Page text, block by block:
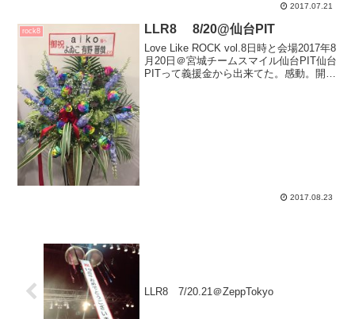
2017.07.21
rock8 LLR8 8/20@仙台PIT
Love Like ROCK vol.8日時と会場2017年8
月20日＠宮城チームスマイル仙台PIT仙台
PITって義援金から出来てた。感動。開演
2017.08.23
LLR8 7/20.21＠ZeppTokyo